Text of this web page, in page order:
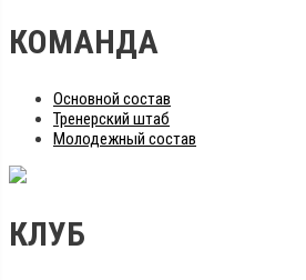
КОМАНДА
Основной состав
Тренерский штаб
Молодежный состав
КЛУБ